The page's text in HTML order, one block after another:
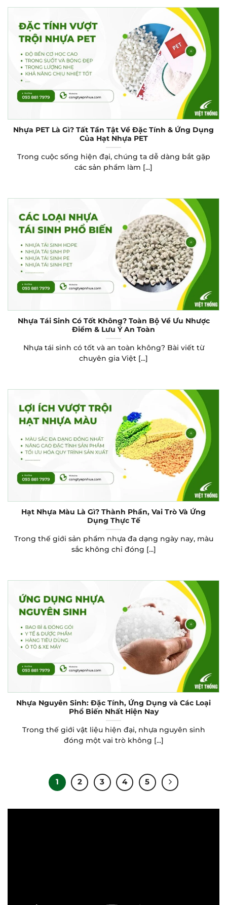
Nhựa PET Là Gì? Tất Tần Tật Về Đặc Tính & Ứng Dụng
Của Hạt Nhựa PET
Trong cuộc sống hiện đại, chúng ta dễ dàng bắt gặp
các sản phẩm làm [...]
Nhựa Tái Sinh Có Tốt Không? Toàn Bộ Về Ưu Nhược
Điểm & Lưu Ý An Toàn
Nhựa tái sinh có tốt và an toàn không? Bài viết từ
chuyên gia Việt [...]
Hạt Nhựa Màu Là Gì? Thành Phần, Vai Trò Và Ứng
Dụng Thực Tế
Trong thế giới sản phẩm nhựa đa dạng ngày nay, màu
sắc không chỉ đóng [...]
Nhựa Nguyên Sinh: Đặc Tính, Ứng Dụng và Các Loại
Phổ Biến Nhất Hiện Nay
Trong thế giới vật liệu hiện đại, nhựa nguyên sinh
đóng một vai trò không [...]
1 2 3 4 5